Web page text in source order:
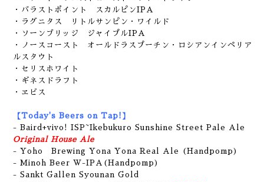
・バラストポイント スカルピンIPA
・ラグニタス リトルサンピン・ワイルド
・ソーンブリッジ ジャイプルIPA
・ノースコースト オールドラスプーチン・ロシアンインペリア
ルスタウト
・セリスホワイト
・ギネスドラフト
・ヱビス
【Today's Beers on Tap!】
- Baird+vivo! ISP~Ikebukuro Sunshine Street Pale Ale
Original House Ale
- Yoho Brewing Yona Yona Real Ale (Handpomp)
- Minoh Beer W-IPA(Handpomp)
- Sankt Gallen Syounan Gold